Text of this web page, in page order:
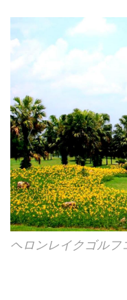
ヘロンレイクゴルフ